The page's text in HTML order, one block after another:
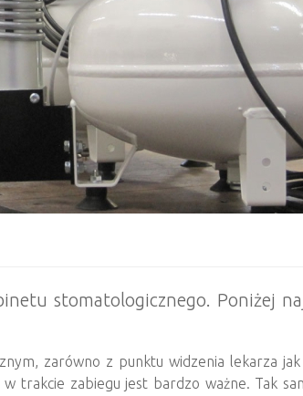
stomatologicznego. Poniżej
zarówno z punktu widzenia lekarza
trakcie zabiegu jest bardzo ważne. Tak